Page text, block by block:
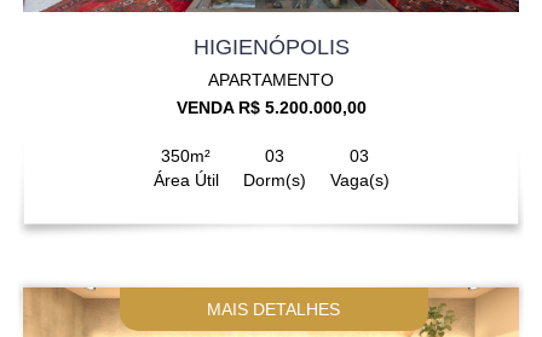
HIGIENÓPOLIS
APARTAMENTO
VENDA R$ 5.200.000,00
350m²
Área Útil
03
Dorm(s)
03
Vaga(s)
MAIS DETALHES